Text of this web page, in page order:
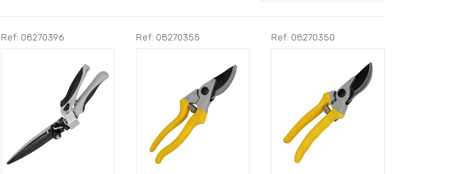
Ref: 08270396 Ref: 08270355 Ref: 08270350